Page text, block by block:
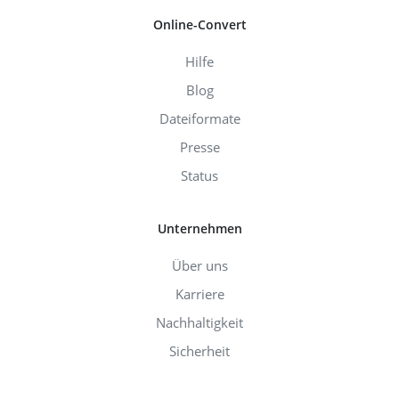
Online-Convert
Hilfe
Blog
Dateiformate
Presse
Status
Unternehmen
Über uns
Karriere
Nachhaltigkeit
Sicherheit